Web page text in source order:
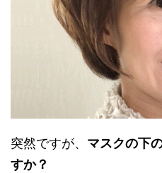
突然ですが、 マスクの下
すか？